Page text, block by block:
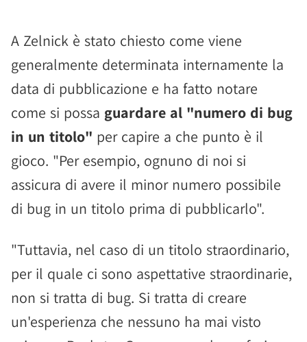
A Zelnick è stato chiesto come viene
generalmente determinata internamente la
data di pubblicazione e ha fatto notare
come si possa guardare al "numero di bug
in un titolo" per capire a che punto è il
gioco. "Per esempio, ognuno di noi si
assicura di avere il minor numero possibile
di bug in un titolo prima di pubblicarlo".
"Tuttavia, nel caso di un titolo straordinario,
per il quale ci sono aspettative straordinarie,
non si tratta di bug. Si tratta di creare
un'esperienza che nessuno ha mai visto